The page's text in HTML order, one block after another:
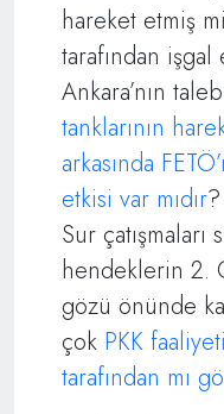
hareket etmiş
tarafından
Ankara’nın
tanklarının
arkasında
etkisi var mıdır
Sur
hendeklerin 2.
gözü önünde
çok PKK
tarafından mı